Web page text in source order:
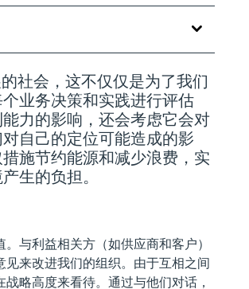
社会，这不仅仅是为了我们
业务决策和实践进行评估
力的影响，还会考虑它会对
自己的定位可能造成的影
施节约能源和减少浪费，实
生的负担。
与利益相关方（如供应商和客户）
来改进我们的组织。由于互相之间
略高度来看待。通过与他们对话，